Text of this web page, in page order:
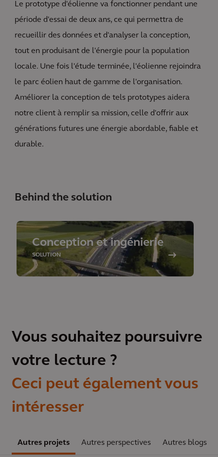
Le prototype d'éolienne va fonctionner pendant une
période d'essai de deux ans, ce qui permettra de
recueillir des données et d'analyser la conception,
tout en produisant de l'énergie pour la population
locale. Une fois l'étude terminée, l'éolienne rejoindra
le parc éolien haut de gamme de l'organisation.
Améliorer la conception de tels prototypes aidera
notre client à remplir sa mission, celle d'offrir aux
générations futures une énergie abordable, fiable et
durable.
Behind the solution
Conception et ingénierie
SOLUTION
Vous souhaitez poursuivre
votre lecture ?
Ceci peut également vous
intéresser
Autres projets Autres perspectives Autres blogs